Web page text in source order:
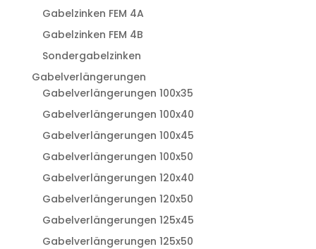
Gabelzinken FEM 4A
Gabelzinken FEM 4B
Sondergabelzinken
Gabelverlängerungen
Gabelverlängerungen 100x35
Gabelverlängerungen 100x40
Gabelverlängerungen 100x45
Gabelverlängerungen 100x50
Gabelverlängerungen 120x40
Gabelverlängerungen 120x50
Gabelverlängerungen 125x45
Gabelverlängerungen 125x50